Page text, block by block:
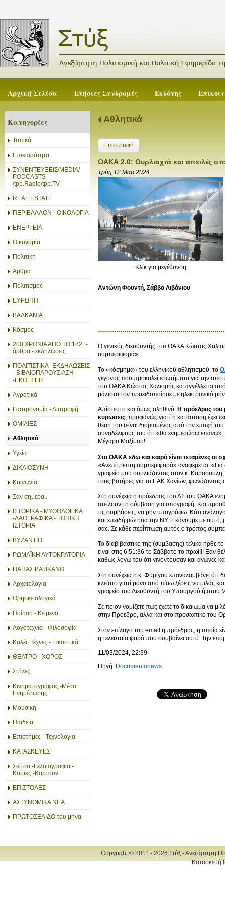
Αρχική Σελίδα Ετήσιες Συνδρομές Εκδότης
Κατηγορίες
Τοπικά
Επικαιρότητα
ΣΥΝΕΝΤΕΥΞΕΙΣ/MEDIA/
PODCASTS
/tpp.Radio/tpp.TV
REAL ESTATE
ΠΕΡΙΒΑΛΛΟΝ - ΟΙΚΟΛΟΓΙΑ
ΕΝΕΡΓΕΙΑ
Οικονομία
Πολιτική
Άρθρα
Πολιτισμός
ΕΥΡΩΠΗ
ΒΑΛΚΑΝΙΑ
Κόσμος
200 ΧΡΟΝΙΑ ΑΠΟ ΤΟ 1821-
άρθρα - εκδηλώσεις
ΠΟΛΙΤΙΣΤΙΚΑ- ΕΚΔΗΛΩΣΕΙΣ
- ΒΙΒΛΙΟΠΑΡΟΥΣΙΑΣΗ
-ΕΚΘΕΣΕΙΣ
Αγροτικά
Γαστρονομία - Διατροφή
ΟΜΙΛΙΕΣ
Αθλητικά
Υγεία
ΔΙΚΑΙΟΣΥΝΗ
Κοινωνία
Σαν σημερα...
ΙΣΤΟΡΙΚΑ - ΜΥΘΟΛΟΓΙΚΑ
-ΛΑΟΓΡΑΦΙΚΑ - ΤΟΠΙΚΗ
ΙΣΤΟΡΙΑ
ΒΥΖΑΝΤΙΟ
ΡΩΜΑΪΚΗ ΑΥΤΟΚΡΑΤΟΡΙΑ
ΠΑΠΑΣ ΒΑΤΙΚΑΝΟ
Αρχαιολογία
Θρησκειολογικά
Ποίηση - Κείμενα
Λογοτεχνια - Φιλοσοφία
Καλές Τέχνες - Εικαστικά
ΘΕΑΤΡΟ - ΧΟΡΟΣ
Στήλες
Κινηματογράφος -Μέσα
Ενημέρωσης
Μουσικη
Παιδεία
Επιστήμες - Τεχνολογία
ΚΑΤΑΣΚΕΥΕΣ
Σκίτσο -Γελοιογραφια -
Κομικς -Καρτουν
ΕΠΙΣΤΟΛΕΣ
ΑΣΤΥΝΟΜΙΚΑ ΝΕΑ
ΠΡΩΤΟΣΕΛΙΔΟ του μήνα
Αθλητικά
Επιστροφή
ΟΑΚΑ 2.0: Ουρλιαχτά και απειλές
Τρίτη 12 Μαρ 2024
Κλίκ για μεγέθυνση
Αντώνη Φουντή, Σάββα Λιβάνιου
Ο γενικός διευθυντής του ΟΑΚΑ Κώστας
συμπεριφορά»
Το «κόσμημα» του ελληνικού αθλητισμού, το
γεγονός που προκαλεί ερωτήματα για την
του ΟΑΚΑ Κώστας Χαλιορής καταγγέλλεται
μάλιστα τον προειδοποίησε με ηλεκτρονικό
Απίστευτο και όμως αληθινό. Η πρόεδρος του
κυρώσεις, προφανώς γιατί η κατάσταση έχει
θέση του (είναι διορισμένος από την εποχή
συναδέλφους του ότι «θα ενημερώσω επάνω».
Μέγαρο Μαξίμου!
Στο ΟΑΚΑ εδώ και καιρό είναι τεταμένες οι
«Ανεπίτρεπτη συμπεριφορά» αναφέρεται:
γραφείο μου ουρλιάζοντας στον κ.
τους βατήρες για το ΕΑΚ Χανίων,
Στη συνέχεια η πρόεδρος του ΔΣ του ΟΑΚΑ
στείλουν τη σύμβαση για υπογραφή. Και
τις συμβάσεις, να μην υπογράφω. Κάτι ανάλογο
και επειδή ρώτησα την ΝΥ τι κάνουμε με αυτό,
σας. Σε κάθε περίπτωση αυτός ο τρόπος
Το διαβιβαστικό της (σύμβασης) τελικά
είναι στις 6:51:36 το Σάββατο το πρωί!!! Εάν
καθώς λόγω του ότι γινόντουσαν και αγώνες
Στη συνέχεια η κ. Φυρίγου επαναλαμβάνει
κλείστο γιατί μόνο από πίσω ξέρεις να
γραφείο του Διευθυντή του Υπουργού ή στου
Σε ποιον νομίζετε πως έχετε το δικαίωμα να
στην Πρόεδρο, αλλά και στο προσωπικό του
Στον επίλογο του email η πρόεδρος, η οποία
η τελευταία φορά που συμβαίνει αυτό. Την
11/03/2024, 22:39
Πηγή: Documentonews
Copyright © 2011 - 2026 Στύξ - Ανεξάρτητη
Κατασκευή